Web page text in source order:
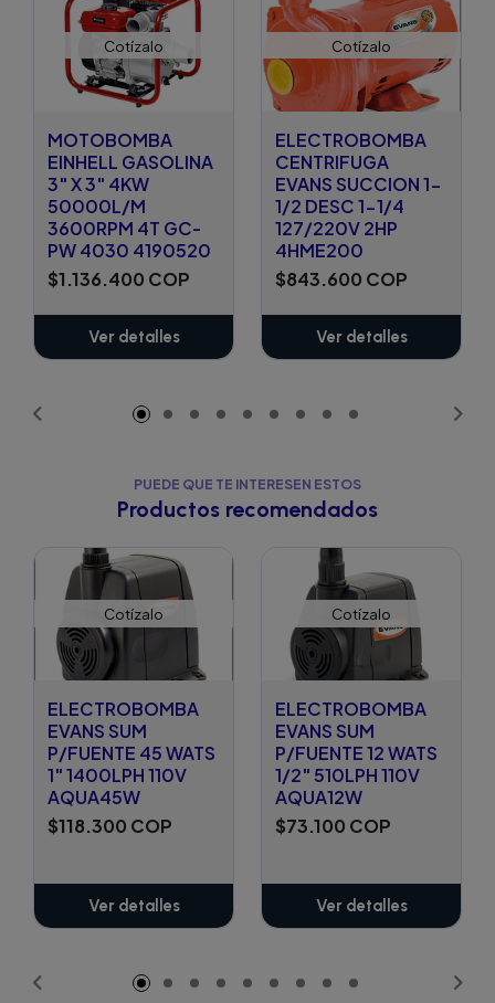
Cotízalo
MOTOBOMBA
EINHELL GASOLINA
3" X 3" 4KW
50000L/M
3600RPM 4T GC-
PW 4030 4190520
$1.136.400 COP
Ver detalles
Cotízalo
ELECTROBOMBA
CENTRIFUGA
EVANS SUCCION 1-
1/2 DESC 1-1/4
127/220V 2HP
4HME200
$843.600 COP
Ver detalles
PUEDE QUE TE INTERESEN ESTOS
Productos recomendados
Cotízalo
ELECTROBOMBA
EVANS SUM
P/FUENTE 45 WATS
1" 1400LPH 110V
AQUA45W
$118.300 COP
Ver detalles
Cotízalo
ELECTROBOMBA
EVANS SUM
P/FUENTE 12 WATS
1/2" 510LPH 110V
AQUA12W
$73.100 COP
Ver detalles